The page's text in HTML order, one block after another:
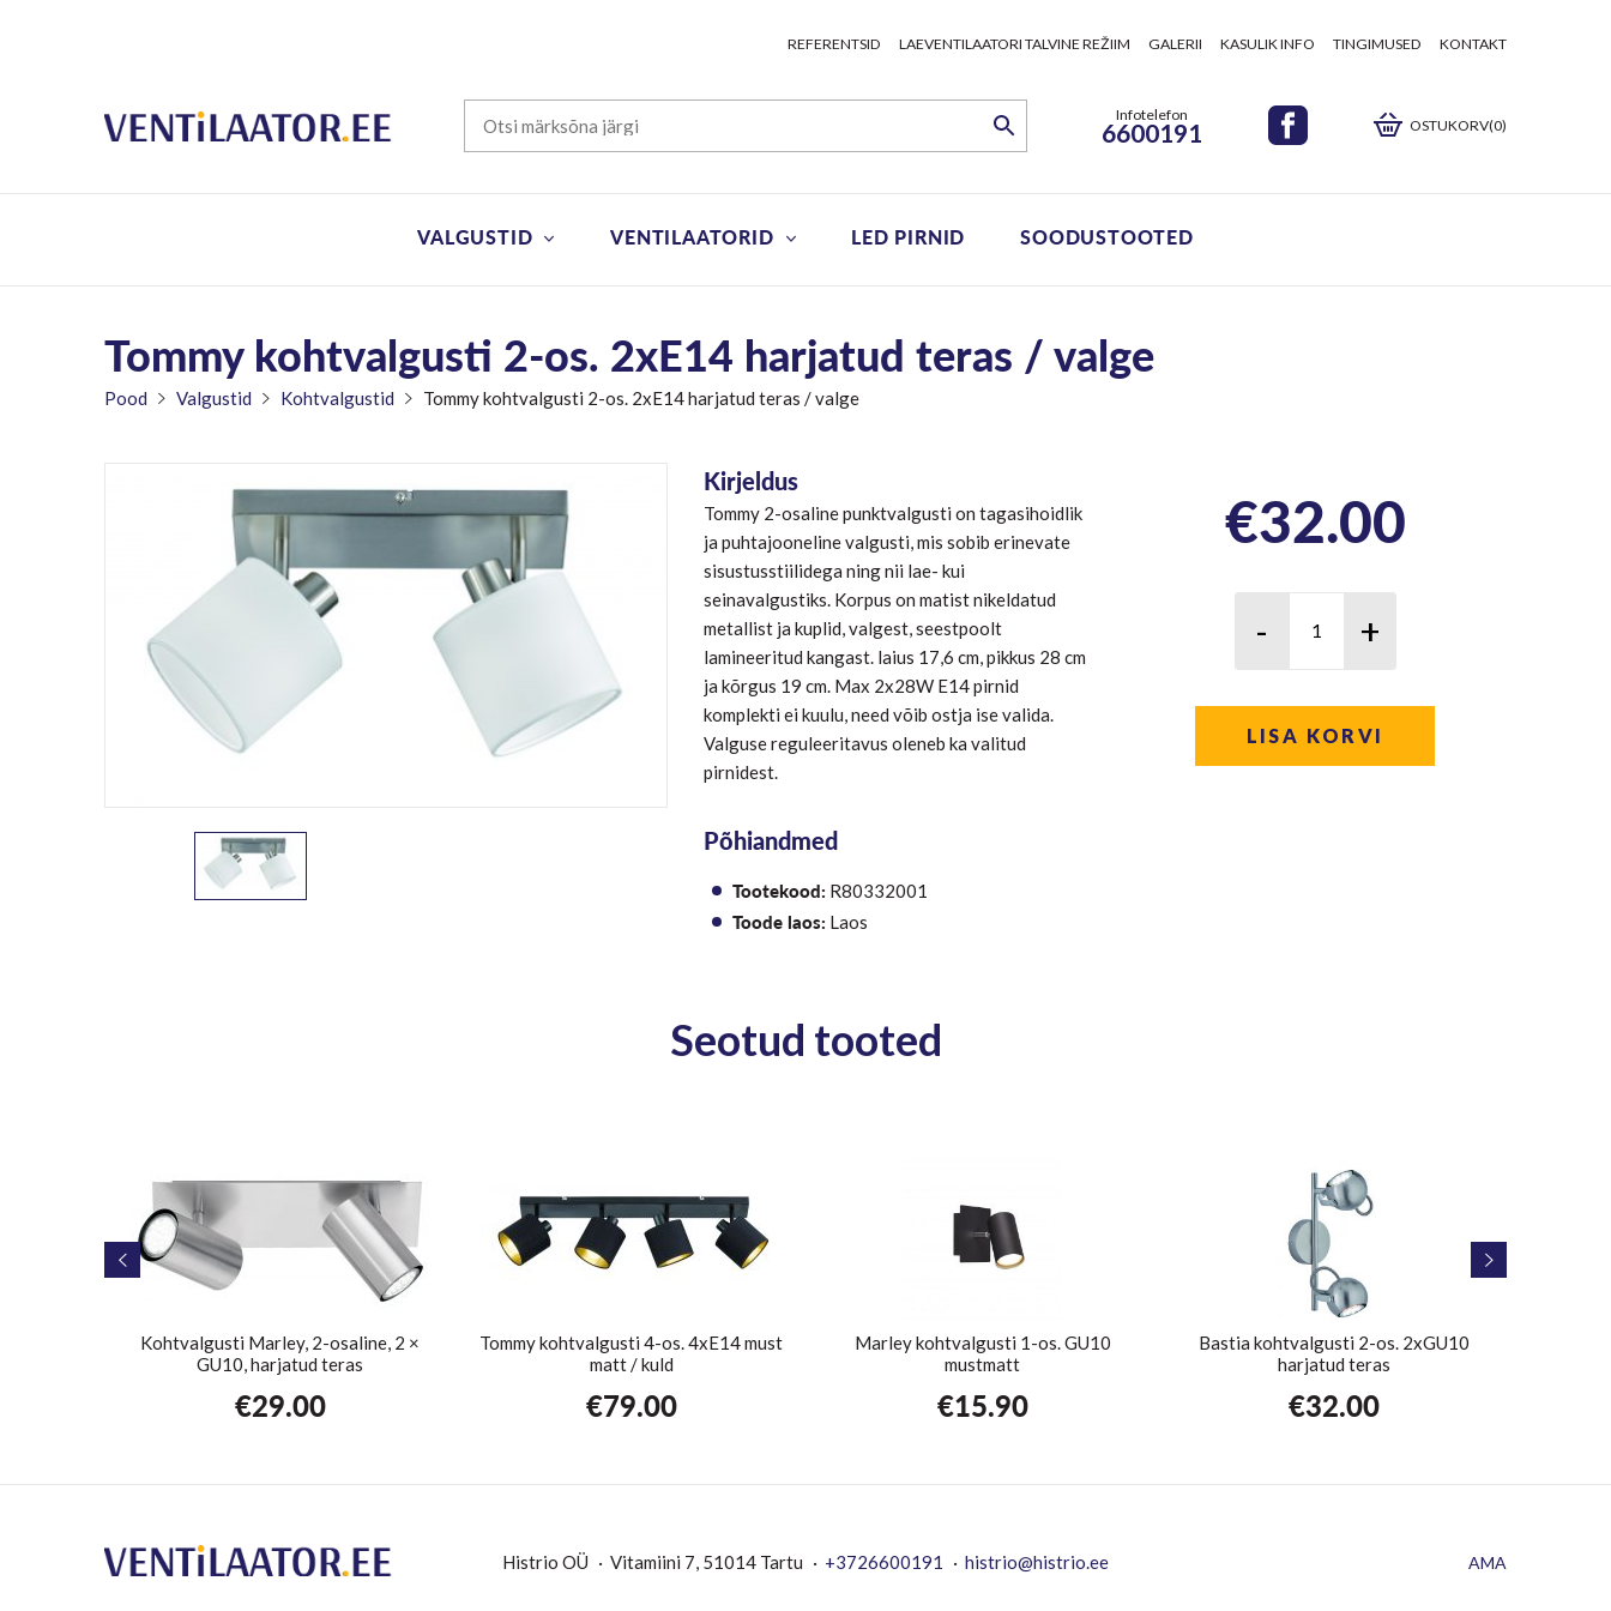
REFERENTSID LAEVENTILAATORI TALVINE REŽIIM GALERII KASULIK INFO TINGIMUSED KONTAKT
Infotelefon
6600191 OSTUKORV(0)
VALGUSTID VENTILAATORID LED PIRNID SOODUSTOOTED
Tommy kohtvalgusti 2-os. 2xE14 harjatud teras / valge
Pood Valgustid Kohtvalgustid Tommy kohtvalgusti 2-os. 2xE14 harjatud teras / valge
Kirjeldus
Tommy 2-osaline punktvalgusti on tagasihoidlik
ja puhtajooneline valgusti, mis sobib erinevate
sisustusstiilidega ning nii lae- kui
seinavalgustiks. Korpus on matist nikeldatud
metallist ja kuplid, valgest, seestpoolt
lamineeritud kangast. laius 17,6 cm, pikkus 28 cm
ja kõrgus 19 cm. Max 2x28W E14 pirnid
komplekti ei kuulu, need võib ostja ise valida.
Valguse reguleeritavus oleneb ka valitud
pirnidest.
Põhiandmed
Tootekood: R80332001
Toode laos: Laos
€32.00
LISA KORVI
Seotud tooted
Kohtvalgusti Marley, 2-osaline, 2 ×
GU10, harjatud teras
€29.00
Tommy kohtvalgusti 4-os. 4xE14 must
matt / kuld
€79.00
Marley kohtvalgusti 1-os. GU10
mustmatt
€15.90
Bastia kohtvalgusti 2-os. 2xGU10
harjatud teras
€32.00
Histrio OÜ Vitamiini 7, 51014 Tartu +3726600191 histrio@histrio.ee AMA